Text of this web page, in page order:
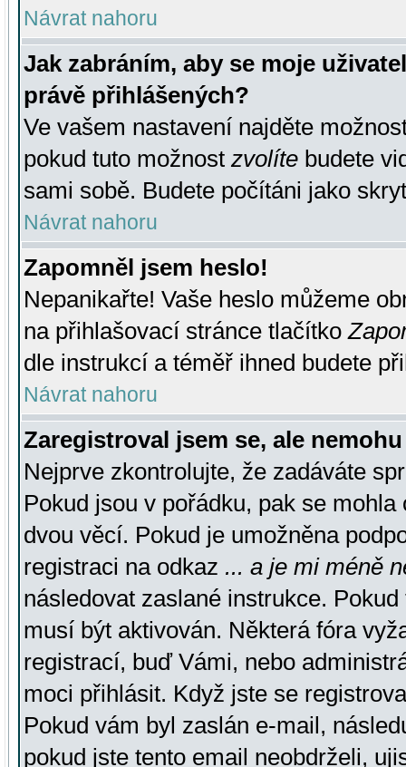
Návrat nahoru
Jak zabráním, aby se moje
právě přihlášených?
Ve vašem nastavení najděte
pokud tuto možnost zvolíte budete
sami sobě. Budete počítáni jako
Návrat nahoru
Zapomněl jsem heslo!
Nepanikařte! Vaše heslo můžeme
na přihlašovací stránce tlačítko
dle instrukcí a téměř ihned budete
Návrat nahoru
Zaregistroval jsem se, ale
Nejprve zkontrolujte, že zadáváte
Pokud jsou v pořádku, pak se
dvou věcí. Pokud je umožněna
registraci na odkaz ... a je mi méně
následovat zaslané instrukce.
musí být aktivován. Některá fóra
registrací, buď Vámi, nebo
moci přihlásit. Když jste se
Pokud vám byl zaslán e-mail,
pokud jste tento email neobdrželi,